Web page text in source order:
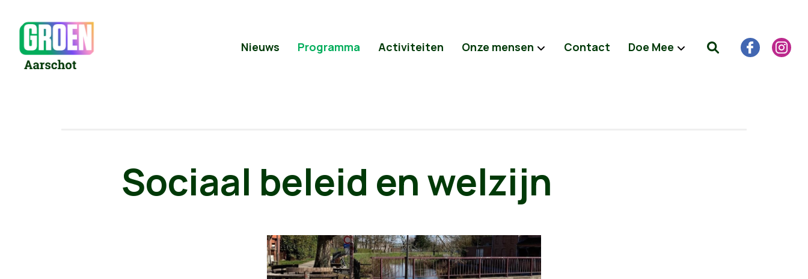
Nieuws Programma Activiteiten Onze mensen Contact Doe Mee
Sociaal beleid en welzijn